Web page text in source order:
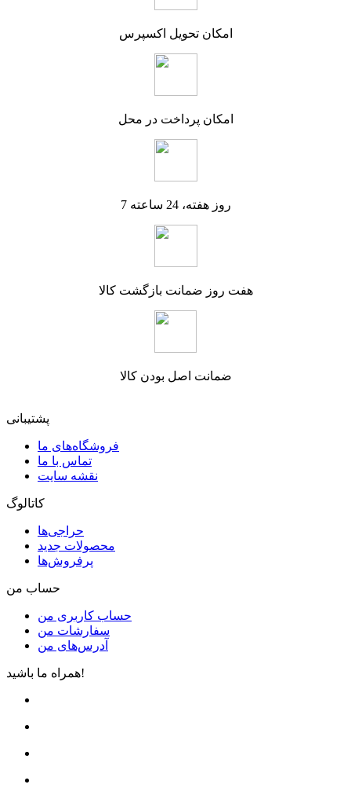
امکان تحویل اکسپرس
امکان پرداخت در محل
7 روز هفته، 24 ساعته
هفت روز ضمانت بازگشت کالا
ضمانت اصل بودن کالا
پشتیبانی
فروشگاه‌های ما
تماس با ما
نقشه سایت
کاتالوگ
حراجی‌ها
محصولات جدید
پرفروش‌ها
حساب من
حساب کاربری من
سفارشات من
آدرس‌های من
همراه ما باشید!